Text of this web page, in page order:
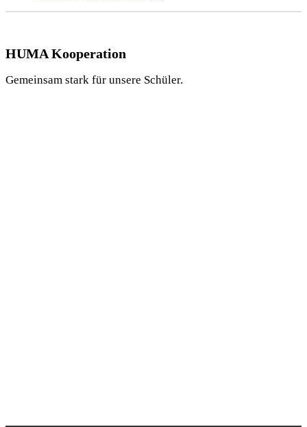
HUMA Kooperation
Gemeinsam stark für unsere Schüler.